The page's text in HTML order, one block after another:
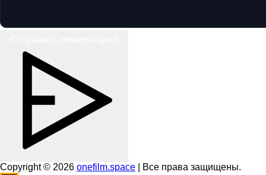
Copyright © 2026 onefilm.space | Все права защищены.